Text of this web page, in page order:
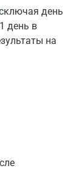
день
день в
на